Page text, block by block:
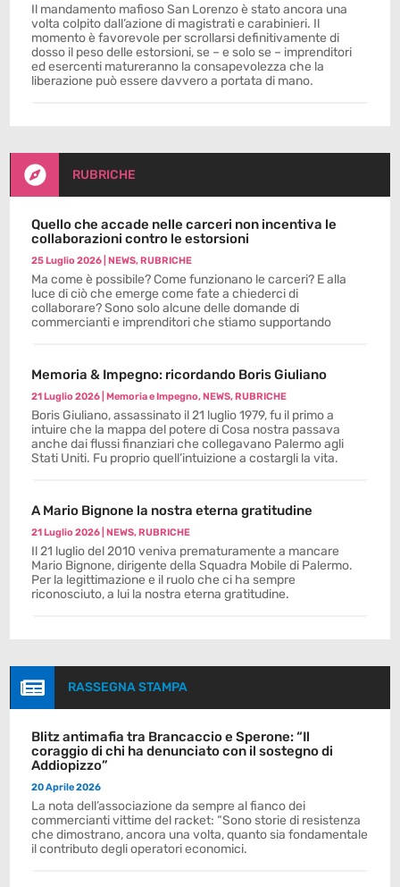
Il mandamento mafioso San Lorenzo è stato ancora una
volta colpito dall’azione di magistrati e carabinieri. Il
momento è favorevole per scrollarsi definitivamente di
dosso il peso delle estorsioni, se – e solo se – imprenditori
ed esercenti matureranno la consapevolezza che la
liberazione può essere davvero a portata di mano.
 RUBRICHE
Quello che accade nelle carceri non incentiva le
collaborazioni contro le estorsioni
25 Luglio 2026 |NEWS,RUBRICHE
Ma come è possibile? Come funzionano le carceri? E alla
luce di ciò che emerge come fate a chiederci di
collaborare? Sono solo alcune delle domande di
commercianti e imprenditori che stiamo supportando
Memoria & Impegno: ricordando Boris Giuliano
21 Luglio 2026 |Memoria e Impegno,NEWS,RUBRICHE
Boris Giuliano, assassinato il 21 luglio 1979, fu il primo a
intuire che la mappa del potere di Cosa nostra passava
anche dai flussi finanziari che collegavano Palermo agli
Stati Uniti. Fu proprio quell’intuizione a costargli la vita.
A Mario Bignone la nostra eterna gratitudine
21 Luglio 2026 |NEWS,RUBRICHE
Il 21 luglio del 2010 veniva prematuramente a mancare
Mario Bignone, dirigente della Squadra Mobile di Palermo.
Per la legittimazione e il ruolo che ci ha sempre
riconosciuto, a lui la nostra eterna gratitudine.
 RASSEGNA STAMPA
Blitz antimafia tra Brancaccio e Sperone: “Il
coraggio di chi ha denunciato con il sostegno di
Addiopizzo”
20 Aprile 2026
La nota dell’associazione da sempre al fianco dei
commercianti vittime del racket: “Sono storie di resistenza
che dimostrano, ancora una volta, quanto sia fondamentale
il contributo degli operatori economici.